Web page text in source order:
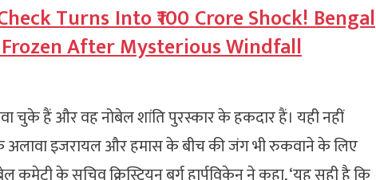
Turns Into ₹100 Crore Shock! Bengal
Frozen After Mysterious Windfall
चुके हैं और वह नोबेल शांति पुरस्कार के हकदार हैं। यही नहीं
इजरायल और हमास के बीच की जंग भी रुकवाने के लिए